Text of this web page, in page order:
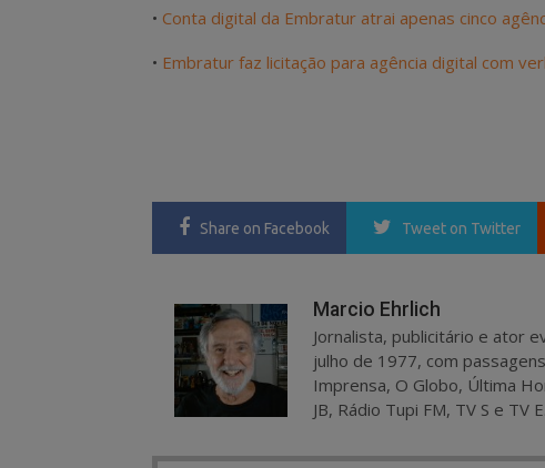
• Conta digital da Embratur atrai apenas cinco
• Embratur faz licitação para agência digital com
Share on Facebook Tweet on Twitter
Marcio Ehrlich
Jornalista, publicitário e ator
julho de 1977, com
Imprensa, O Globo, Última
JB, Rádio Tupi FM, TV S e TV E.